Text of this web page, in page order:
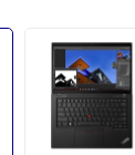
3.0 and
60Hz, 1 x
1 x